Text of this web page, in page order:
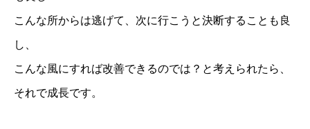
こんな所からは逃げて、次に行こうと決断することも良
し、
こんな風にすれば改善できるのでは？と考えられたら、
それで成長です。